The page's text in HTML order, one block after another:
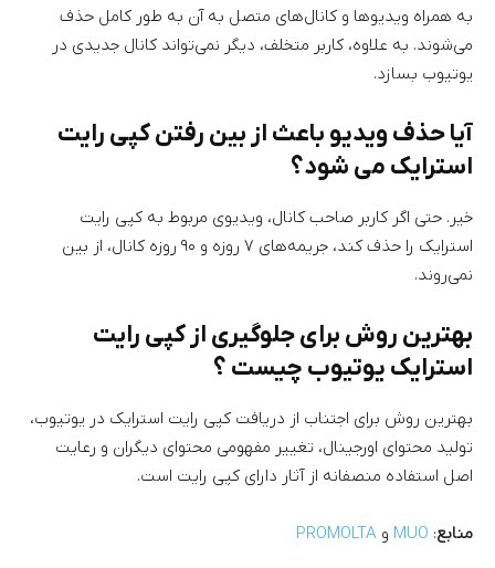
به همراه ویدیوها و کانال‌های متصل به آن به طور کامل حذف
می‌شوند. به علاوه، کاربر متخلف، دیگر نمی‌تواند کانال جدیدی در
یوتیوب بسازد.
آیا حذف ویدیو باعث از بین رفتن کپی رایت
استرایک می شود؟
خیر. حتی اگر کاربر صاحب کانال، ویدیوی مربوط به کپی رایت
استرایک را حذف کند، جریمه‌های ۷ روزه و ۹۰ روزه کانال، از بین
نمی‌روند.
بهترین روش برای جلوگیری از کپی رایت
استرایک یوتیوب چیست ؟
بهترین روش برای اجتناب از دریافت کپی رایت استرایک در یوتیوب،
تولید محتوای اورجینال، تغییر مفهومی محتوای دیگران و رعایت
اصل استفاده منصفانه از آثار دارای کپی رایت است.
منابع:
MUO و PROMOLTA